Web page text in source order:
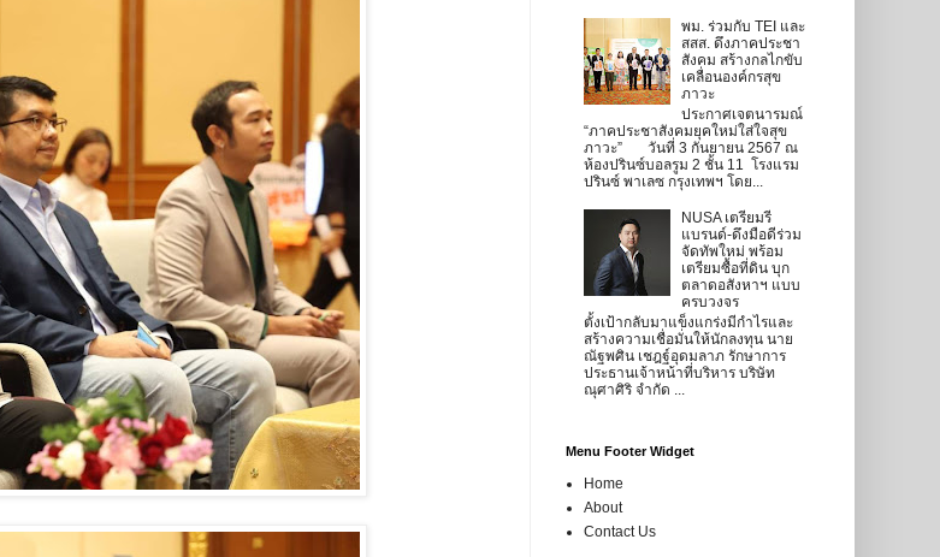
พม. ร่วมกับ TEI และ
สสส. ดึงภาคประชา
สังคม สร้างกลไกขับ
เคลื่อนองค์กรสุข
ภาวะ
ประกาศเจตนารมณ์
“ภาคประชาสังคมยุคใหม่ใส่ใจสุข
ภาวะ” วันที่ 3 กันยายน 2567 ณ
ห้องปรินซ์บอลรูม 2 ชั้น 11 โรงแรม
ปรินซ์ พาเลซ กรุงเทพฯ โดย...
NUSA เตรียมรี
แบรนด์-ดึงมือดีร่วม
จัดทัพใหม่ พร้อม
เตรียมซื้อที่ดิน บุก
ตลาดอสังหาฯ แบบ
ครบวงจร
ตั้งเป้ากลับมาแข็งแกร่งมีกำไรและ
สร้างความเชื่อมั่นให้นักลงทุน นาย
ณัฐพศิน เชฎฐ์อุดมลาภ รักษาการ
ประธานเจ้าหน้าที่บริหาร บริษัท
ณุศาศิริ จำกัด ...
Menu Footer Widget
Home
About
Contact Us